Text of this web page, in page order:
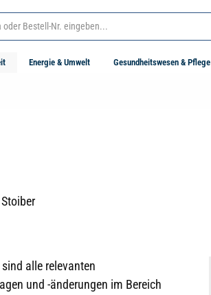
Energie & Umwelt Gesundheitswesen & Pflege
alle relevanten
und -änderungen im Bereich